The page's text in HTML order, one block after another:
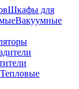
Шкафы для
Вакуумные
Тепловые